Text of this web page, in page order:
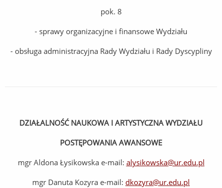
pok. 8
- sprawy organizacyjne i finansowe Wydziału
- obsługa administracyjna Rady Wydziału i Rady Dyscypliny
DZIAŁALNOŚĆ NAUKOWA I ARTYSTYCZNA WYDZIAŁU
POSTĘPOWANIA AWANSOWE
mgr Aldona Łysikowska e-mail: alysikowska@ur.edu.pl
mgr Danuta Kozyra e-mail: dkozyra@ur.edu.pl